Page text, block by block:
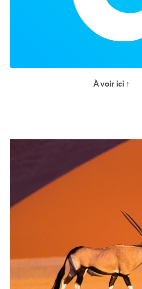
À voir ici ↑